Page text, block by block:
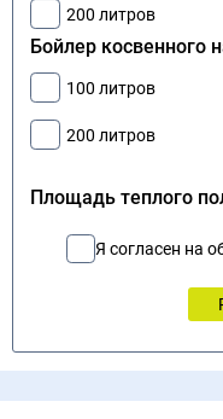
200 литров
Бойлер косвенного
100 литров
200 литров
Площадь теплого
Я согласен на